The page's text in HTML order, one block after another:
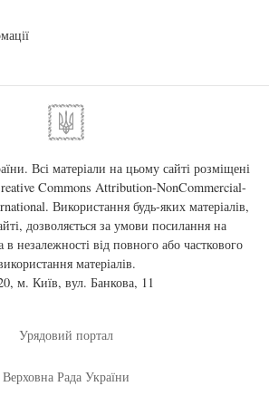
Всі матеріали на цьому сайті розміщені
Commons Attribution-NonCommercial-
. Використання будь-яких матеріалів,
дозволяється за умови посилання на
в незалежності від повного або часткового
матеріалів.
м. Київ, вул. Банкова, 11
Урядовий портал
Верховна Рада України